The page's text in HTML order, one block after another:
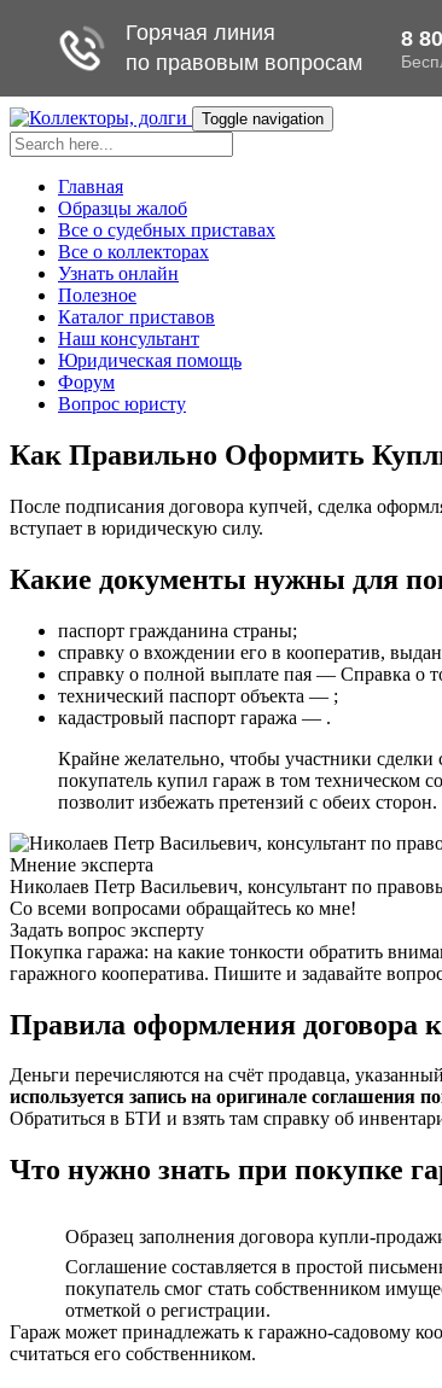
Toggle navigation
Главная
Образцы жалоб
Все о судебных приставах
Все о коллекторах
Узнать онлайн
Полезное
Каталог приставов
Наш консультант
Юридическая помощь
Форум
Вопрос юристу
Как Правильно Оформить
После подписания договора купчей, сделка
вступает в юридическую силу.
Какие документы нужны для
паспорт гражданина страны;
справку о вхождении его в кооператив,
справку о полной выплате пая — Справка о
технический паспорт объекта — ;
кадастровый паспорт гаража — .
Крайне желательно, чтобы участники сделки
покупатель купил гараж в том техническом
позволит избежать претензий с обеих сторон.
Мнение эксперта
Николаев Петр Васильевич, консультант по
Со всеми вопросами обращайтесь ко мне!
Задать вопрос эксперту
Покупка гаража: на какие тонкости обратить
гаражного кооператива. Пишите и задавайте
Правила оформления договора
Деньги перечисляются на счёт продавца,
используется запись на оригинале соглашения
Обратиться в БТИ и взять там справку об
Что нужно знать при покупке
Образец заполнения договора купли-
Соглашение составляется в простой
покупатель смог стать собственником
отметкой о регистрации.
Гараж может принадлежать к гаражно-садовому
считаться его собственником.